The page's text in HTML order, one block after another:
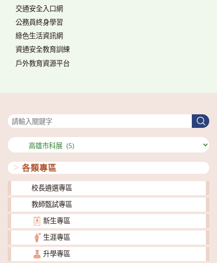
交通安全入口網
公務員終身學習
綠色生活資訊網
資通安全教育訓練
戶外教育資源平台
搜
尋
分
類
各類專區
校長遴選專區
教師甄試專區
新生專區
生涯專區
升學專區